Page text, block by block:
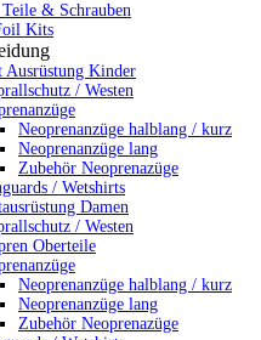
& Schrauben
Kits
Ausrüstung Kinder
/ Westen
Neoprenanzüge halblang / kurz
Neoprenanzüge lang
Zubehör Neoprenazüge
/ Wetshirts
Damen
/ Westen
Oberteile
Neoprenanzüge halblang / kurz
Neoprenanzüge lang
Zubehör Neoprenazüge